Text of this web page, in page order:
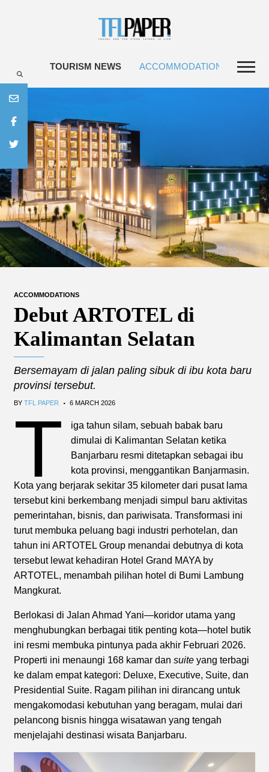
TOURISM NEWS ACCOMMODATIONS
ACCOMMODATIONS
Debut ARTOTEL di
Kalimantan Selatan
Bersemayam di jalan paling sibuk di ibu kota baru
provinsi tersebut.
BY TFL PAPER . 6 MARCH 2026
T
iga tahun silam, sebuah babak baru
dimulai di Kalimantan Selatan ketika
Banjarbaru resmi ditetapkan sebagai ibu
kota provinsi, menggantikan Banjarmasin.
Kota yang berjarak sekitar 35 kilometer dari pusat lama
tersebut kini berkembang menjadi simpul baru aktivitas
pemerintahan, bisnis, dan pariwisata. Transformasi ini
turut membuka peluang bagi industri perhotelan, dan
tahun ini ARTOTEL Group menandai debutnya di kota
tersebut lewat kehadiran Hotel Grand MAYA by
ARTOTEL, menambah pilihan hotel di Bumi Lambung
Mangkurat.
Berlokasi di Jalan Ahmad Yani—koridor utama yang
menghubungkan berbagai titik penting kota—hotel butik
ini resmi membuka pintunya pada akhir Februari 2026.
Properti ini menaungi 168 kamar dan suite yang terbagi
ke dalam empat kategori: Deluxe, Executive, Suite, dan
Presidential Suite. Ragam pilihan ini dirancang untuk
mengakomodasi kebutuhan yang beragam, mulai dari
pelancong bisnis hingga wisatawan yang tengah
menjelajahi destinasi wisata Banjarbaru.